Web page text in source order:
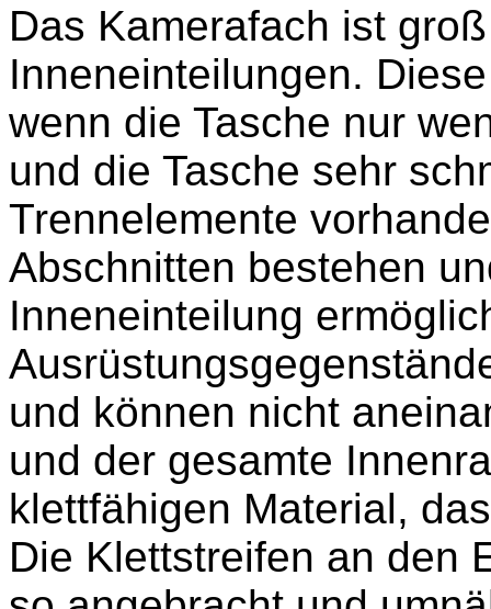
Das Kamerafach ist
Inneneinteilungen.
wenn die Tasche nur
und die Tasche sehr
Trennelemente
Abschnitten bestehen
Inneneinteilung
und können nicht
und der gesamte
klettfähigen Material,
Die Klettstreifen an den